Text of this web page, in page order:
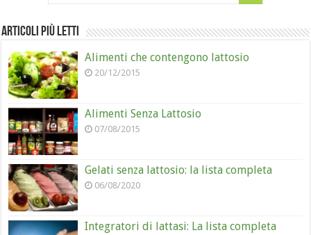
Articoli più letti
Alimenti che contengono lattosio
20/12/2015
Alimenti Senza Lattosio
07/08/2015
Gelati senza lattosio: la lista completa
06/08/2020
Integratori di lattasi: La lista completa